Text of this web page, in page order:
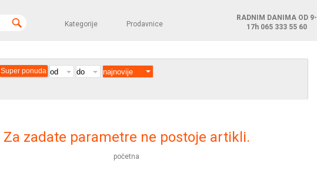
Kategorije Prodavnice
RADNIM DANIMA OD 9-
17h 065 333 55 60
Super ponuda
Za zadate parametre ne postoje artikli.
početna